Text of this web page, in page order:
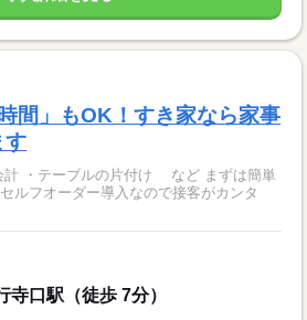
間」もOK！すき家なら家事
す
計 ・テーブルの片付け など まずは簡単
寺口駅（徒歩 7分）